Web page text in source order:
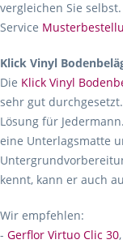
vergleichen Sie
Service
Klick Vinyl
Die Klick Vinyl
sehr gut
Lösung für
eine Unterlagsmatte
kennt, kann er auch
Wir empfehlen:
- Gerflor Virtuo Clic 30